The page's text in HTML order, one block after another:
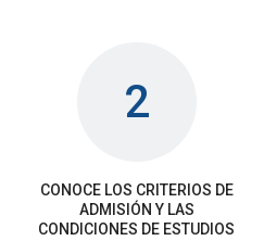
2
CONOCЕ LOS CRITERIOS DE
ADMISIÓN Y LAS
CONDICIONES DE ESTUDIOS